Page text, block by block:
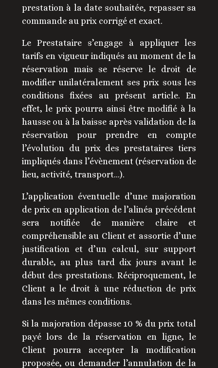
prestation à la date souhaitée, repasser sa
commande au prix corrigé et exact.
Le Prestataire s’engage à appliquer les
tarifs en vigueur indiqués au moment de la
réservation mais se réserve le droit de
modifier unilatéralement ses prix sous les
conditions fixées au présent article. En
effet, le prix pourra ainsi être modifié à la
hausse ou à la baisse après validation de la
réservation pour prendre en compte
l’évolution du prix des prestataires tiers
impliqués dans l’évènement (réservation de
lieu, activité, transport…).
L’application éventuelle d’une majoration
de prix en application de l’alinéa précédent
sera notifiée de manière claire et
compréhensible au Client et assortie d’une
justification et d’un calcul, sur support
durable, au plus tard dix jours avant le
début des prestations. Réciproquement, le
Client a le droit à une réduction de prix
dans les mêmes conditions.
Si la majoration dépasse 10 % du prix total
payé lors de la réservation en ligne, le
Client pourra accepter la modification
proposée, ou demander l’annulation de la